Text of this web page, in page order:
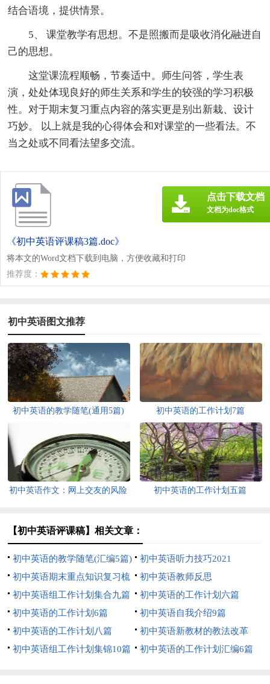
结合语境，提供情景。
5、 课堂教学有思想。不是照搬而是吸收消化融进自
己的思想。
这堂课流程顺畅，节奏适中。师生问答，学生表
演，处处体现良好的师生关系和学生的较强的学习积极
性。对于期末复习重点内容的落实更是别出新栽、设计
巧妙。 以上就是我的心得体会和对课堂的一些看法。不
当之处或不同看法望多交流。
《初中英语评课稿3篇.doc》
将本文的Word文档下载到电脑，方便收藏和打印
推荐度：
点击下载文档
文档为doc格式
初中英语图文推荐
初中英语的教学随笔(通用5篇) 初中英语的工作计划7篇
初中英语作文：网上交友的风险
初中英语的工作计划五篇
【初中英语评课稿】相关文章：
初中英语的教学随笔(汇编5篇)
初中英语听力技巧2021
初中英语期末重点知识复习梳
理题目
初中英语教师反思
初中英语组工作计划集合九篇
初中英语的工作计划六篇
初中英语的工作计划6篇
初中英语自我介绍9篇
初中英语的工作计划八篇
初中英语新教材的教法改革
初中英语组工作计划集锦10篇
初中英语的工作计划汇编6篇